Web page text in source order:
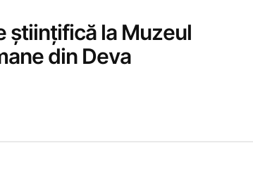
științifică la Muzeul
din Deva